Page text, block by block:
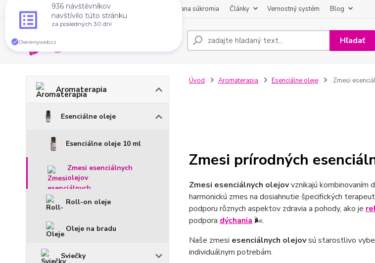
O nás Obchodné podmienky Ochrana súkromia Články Vernostný systém Blog
Hľadať
Aromaterapia
Esenciálne oleje
Esenciálne oleje 10 ml
Zmesi esenciálnych
olejov
Roll-on oleje
Oleje na bradu
Sviečky
Úvod Aromaterapia Esenciálne oleje Zmesi
Zmesi prírodných
Zmesi esenciálnych olejovvznikajú kombinovaním
harmonickú zmes na dosiahnutie špecifických
podporu rôznych aspektov zdravia a pohody, ako je
podpora dýchania 🌬️.
Naše zmesi esenciálnych olejovsú starostlivo
individuálnym potrebám.
936 návštěvníkov
navštívilo túto stránku
Overenyweb.cz